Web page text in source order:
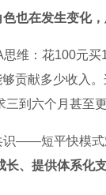
也在发生变化
维：花100元
贡献多少收入
三到六个月甚至
识——短平快模式
、提供体系化